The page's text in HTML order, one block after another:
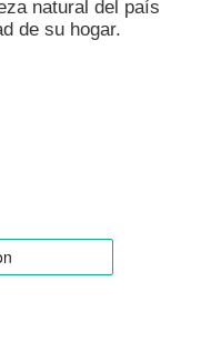
natural del país
de su hogar.